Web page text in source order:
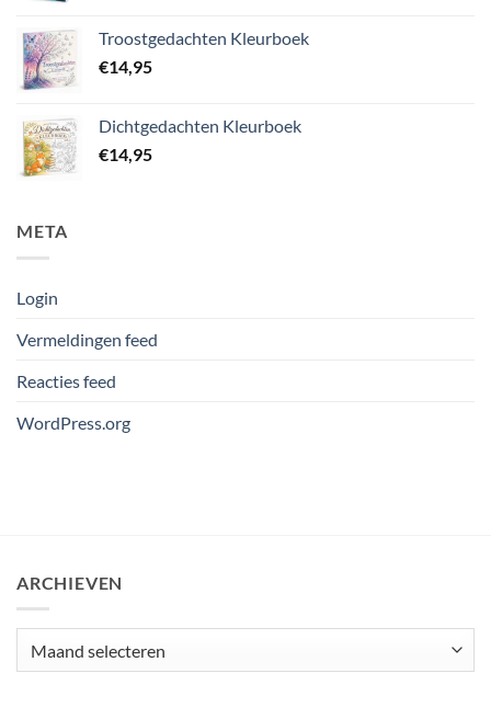
Troostgedachten Kleurboek
€14,95
Dichtgedachten Kleurboek
€14,95
META
Login
Vermeldingen feed
Reacties feed
WordPress.org
ARCHIEVEN